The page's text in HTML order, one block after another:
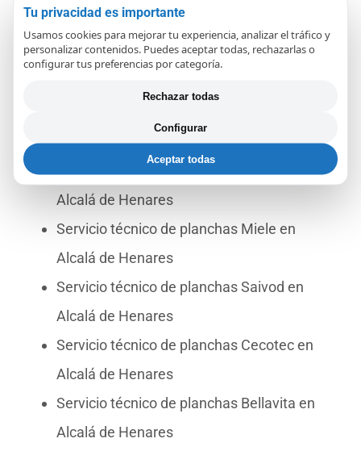
en Alcalá de Henares
Servicio técnico de planchas Tefal en Alcalá
Alcalá de Henares
Servicio técnico de planchas Imetec en
Alcalá de Henares
Servicio técnico de planchas Miele en
Alcalá de Henares
Servicio técnico de planchas Saivod en
Alcalá de Henares
Servicio técnico de planchas Cecotec en
Alcalá de Henares
Servicio técnico de planchas Bellavita en
Alcalá de Henares
Tu privacidad es importante
Usamos cookies para mejorar tu experiencia, analizar el tráfico y
personalizar contenidos. Puedes aceptar todas, rechazarlas o
configurar tus preferencias por categoría.
Rechazar todas
Configurar
Aceptar todas